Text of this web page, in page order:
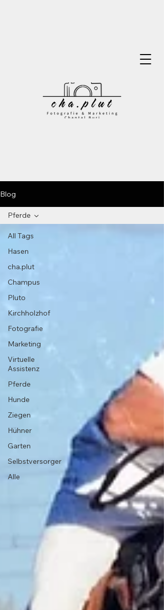
Blog
All Tags
Hasen
cha.plut
Champus
Pluto
Kirchholzhof
Fotografie
Marketing
Virtuelle
Assistenz
Pferde
Hunde
Ziegen
Hühner
Garten
Selbstversorger
Alle
Pferde